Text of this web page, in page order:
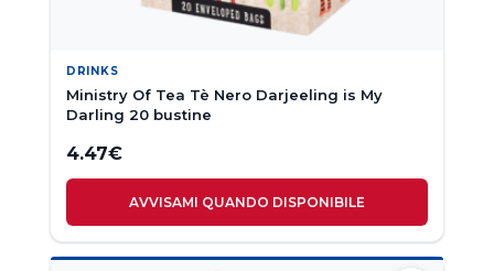
DRINKS
Ministry Of Tea Tè Nero Darjeeling is My
Darling 20 bustine
4.47€
AVVISAMI QUANDO DISPONIBILE